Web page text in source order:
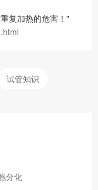
复加热的危害！"
试管知识
分化